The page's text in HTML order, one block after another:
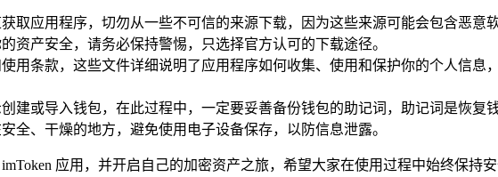
取应用程序，切勿从一些不可信的来源下载，因为这些来源可能会包含恶意
资产安全，请务必保持警惕，只选择官方认可的下载途径。
用条款，这些文件详细说明了应用程序如何收集、使用和保护你的个人信息
建或导入钱包，在此过程中，一定要妥善备份钱包的助记词，助记词是恢复
全、干燥的地方，避免使用电子设备保存，以防信息泄露。
应用，并开启自己的加密资产之旅，希望大家在使用过程中始终保持